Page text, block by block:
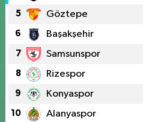
5 Göztepe
6 Başakşehir
7 Samsunspor
8 Rizespor
9 Konyaspor
10 Alanyaspor